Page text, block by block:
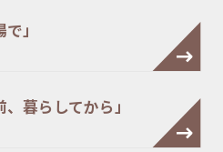
」
暮らしてから」